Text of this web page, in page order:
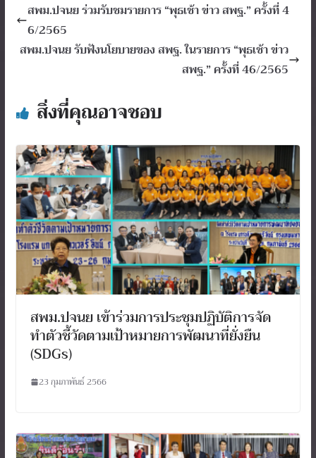
สพม.ปจนย ร่วมรับชมรายการ “พุธเช้า ข่าว สพฐ.” ครั้งที่ 4
6/2565
สพม.ปจนย รับฟังนโยบายของ สพฐ. ในรายการ “พุธเช้า ข่าว
สพฐ.” ครั้งที่ 46/2565
สิ่งที่คุณอาจชอบ
สพม.ปจนย เข้าร่วมการประชุมปฏิบัติการจัด
ทำตัวชี้วัดตามเป้าหมายการพัฒนาที่ยั่งยืน
(SDGs)
23 กุมภาพันธ์ 2566